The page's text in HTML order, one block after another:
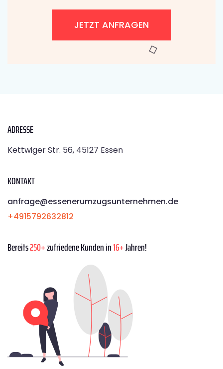
JETZT ANFRAGEN
ADRESSE
Kettwiger Str. 56, 45127 Essen
KONTAKT
anfrage@essenerumzugsunternehmen.de
+4915792632812
Bereits250+zufriedene Kunden in16+Jahren!